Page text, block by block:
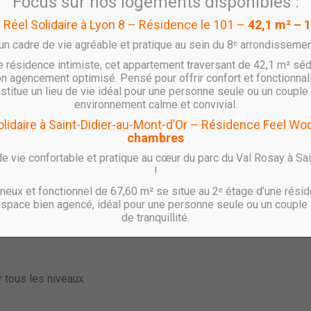
Lyon
est engagée dans un important projet de rénovation
naturel. Le secteur de Sermenaz en est un exemple
protection de zones boisées.
Balcons de Sermenaz, bénéficie d’une situation
sur 40 hectares de forêts et de sentiers, offrant un cadre
les niveaux
Réel Solidaire à Lyon 8 – Résidence le 101 – 42,1 m² –
cadre de vie agréable et pratique au sein du 8ᵉ
résidence intimiste, cet appartement traversant de 42,1 m²
agencement optimisé. Pensé pour offrir confort et
un lieu de vie idéal pour une personne seule ou un couple
environnement calme et convivial.
à Saint-Didier-au-Mont-d’Or – Résidence Feel
chambres
vie confortable et pratique au cœur du parc du Val Rosay à
!
et fonctionnel de 67,60 m² se situe au 2ᵉ étage d’une
bien agencé, idéal pour une personne seule ou un
de tranquillité.